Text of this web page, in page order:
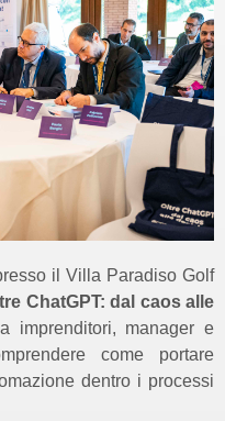
il Villa Paradiso Golf
ChatGPT: dal caos alle
imprenditori, manager e
come portare
dentro i processi